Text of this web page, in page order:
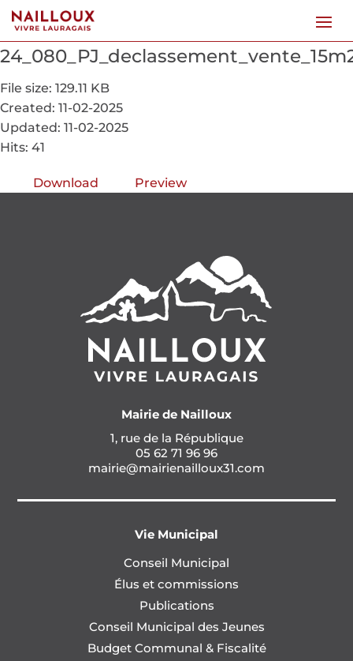
File size: 129.11 KB
Created: 11-02-2025
Updated: 11-02-2025
Hits: 41
Download Preview
Mairie de Nailloux
1, rue de la République
05 62 71 96 96
mairie@mairienailloux31.com
Vie Municipal
Conseil Municipal
Élus et commissions
Publications
Conseil Municipal des Jeunes
Budget Communal & Fiscalité